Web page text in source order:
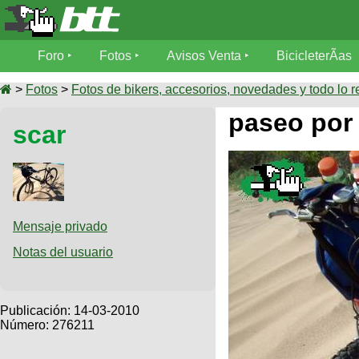
Foro
MecÃ¡nica
Fotos
SUBÃ
tu foto
Galeria
XC
Bicicletas
Descenso
Avisos
Ventas
tu
Ultimos
BicicleterÃ­
Bicicletas
Bicicletas
Tandem
Cicloturismo
Foro Fotos Avisos Venta BicicleterÃ­as
> Fotos > Fotos de bikers, accesorios, novedades y todo lo
scar
Mensaje privado
Notas del usuario
Publicación: 14-03-2010
Número: 276211
paseo